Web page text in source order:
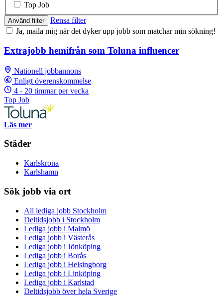
Top Job
Använd filter
Rensa filter
Ja, maila mig när det dyker upp jobb som matchar min sökning!
Extrajobb hemifrån som Toluna influencer
Nationell jobbannons
Enligt överenskommelse
4 - 20 timmar per vecka
Top Job
Läs mer
Städer
Karlskrona
Karlshamn
Sök jobb via ort
All lediga jobb Stockholm
Deltidsjobb i Stockholm
Lediga jobb i Malmö
Lediga jobb i Västerås
Lediga jobb i Jönköping
Lediga jobb i Borås
Lediga jobb i Helsingborg
Lediga jobb i Linköping
Lediga jobb i Karlstad
Deltidsjobb över hela Sverige